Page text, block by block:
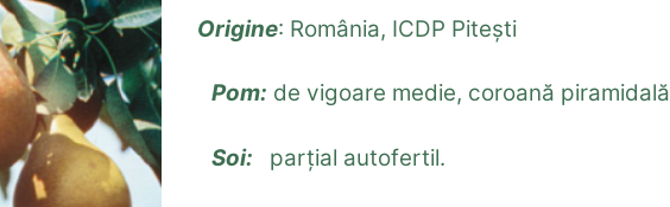
Origine: România, ICDP Pitești
Pom: de vigoare medie, coroană piramidală
Soi: parțial autofertil.